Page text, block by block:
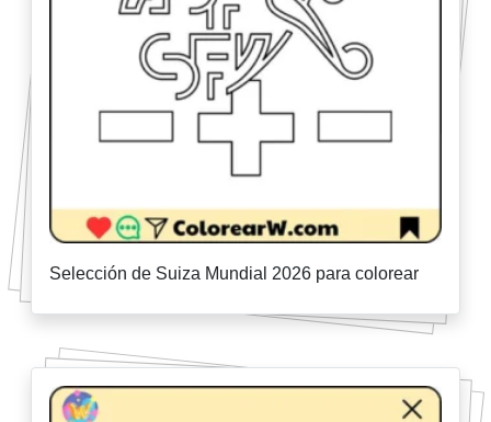
Selección de Suiza Mundial 2026 para colorear